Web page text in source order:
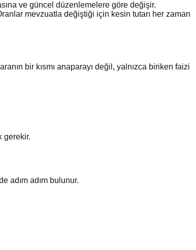
ve güncel düzenlemelere göre değişir.
mevzuatla değiştiği için kesin tutarı her zaman
bir kısmı anaparayı değil, yalnızca biriken faizi
gerekir.
adım adım bulunur.